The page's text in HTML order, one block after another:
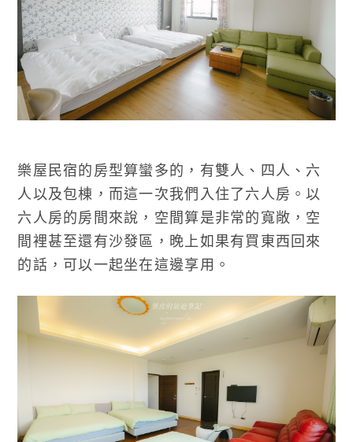
樂屋民宿的房型算蠻多的，有雙人、四人、六
人以及包棟，而這一次我們入住了六人房。以
六人房的房間來說，空間算是非常的寬敞，空
間裡甚至還有沙發區，晚上如果有買東西回來
的話，可以一起坐在這邊享用。